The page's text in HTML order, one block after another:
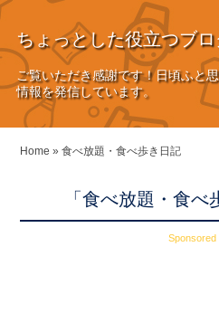
ちょっとした役立つブロ
ご覧いただき感謝です！日頃ふと
情報を発信しています。
Home » 食べ放題・食べ歩き日記
「食べ放題・食
Sponsored